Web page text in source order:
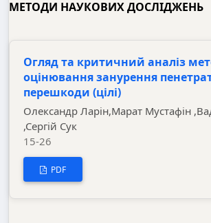
МЕТОДИ НАУКОВИХ ДОСЛІДЖЕНЬ
Огляд та критичний аналіз
оцінювання занурення
перешкоди (цілі)
Олександр Ларін,Марат Мустафін
,Сергій Сук
15-26
PDF